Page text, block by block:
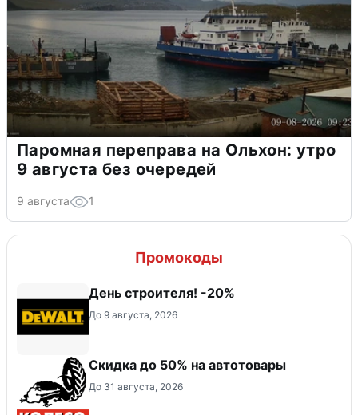
Паромная переправа на Ольхон: утро
9 августа без очередей
9 августа 1
Промокоды
День строителя! -20%
До 9 августа, 2026
Скидка до 50% на автотовары
До 31 августа, 2026